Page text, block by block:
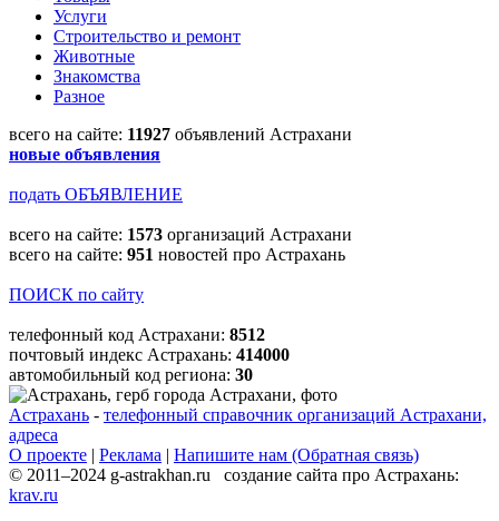
Услуги
Строительство и ремонт
Животные
Знакомства
Разное
всего на сайте: 11927 объявлений Астрахани
новые объявления
подать ОБЪЯВЛЕНИЕ
всего на сайте: 1573 организаций Астрахани
всего на сайте: 951 новостей про Астрахань
ПОИСК по сайту
телефонный код Астрахани: 8512
почтовый индекс Астрахань: 414000
автомобильный код региона: 30
Астрахань - телефонный справочник организаций Астрахани,
адреса
О проекте | Реклама | Напишите нам (Обратная связь)
© 2011–2024 g-astrakhan.ru создание сайта про Астрахань:
krav.ru